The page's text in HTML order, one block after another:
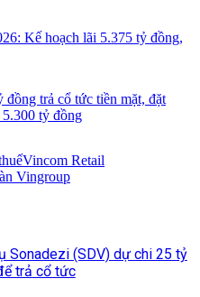
Kế hoạch lãi 5.375 tỷ đồng,
trả cổ tức tiền mặt, đặt
tỷ đồng
Vincom Retail
Vingroup
Sonadezi (SDV) dự chi 25 tỷ
trả cổ tức